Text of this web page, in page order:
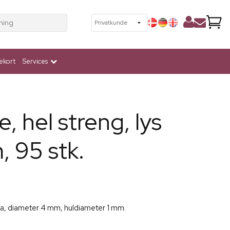
Services
hel streng, lys
95 stk.
diameter 4 mm, huldiameter 1 mm.